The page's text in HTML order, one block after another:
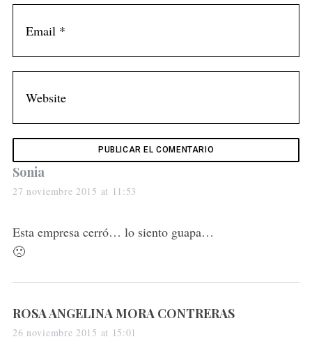
s
a
s
:
Sonia
27 noviembre 2015 at 11:53
Esta empresa cerró… lo siento guapa…
🙁
s
a
ROSA ANGELINA MORA CONTRERAS
26 noviembre 2015 at 15:01